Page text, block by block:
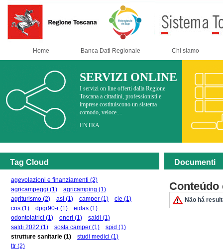
Home Banca Dati Regionale Chi siamo
SERVIZI ONLINE
I servizi on line offerti dalla Regione
Toscana a cittadini, professionisti e
imprese costituiscono un sistema
comodo, veloce....
ENTRA
Tag Cloud
agevolazioni e finanziamenti (2)
agricampeggi (1) agricamping (1)
agriturismo (2) asl (1) camper (1) cie (1)
cns (1) dpgr90-r (1) eidas (1)
odontoiatrici (1) oneri (1) saldi (1)
saldi 2022 (1) sosta camper (1) spid (1)
strutture sanitarie (1) studi medici (1)
ttr (2)
Documenti
Não há